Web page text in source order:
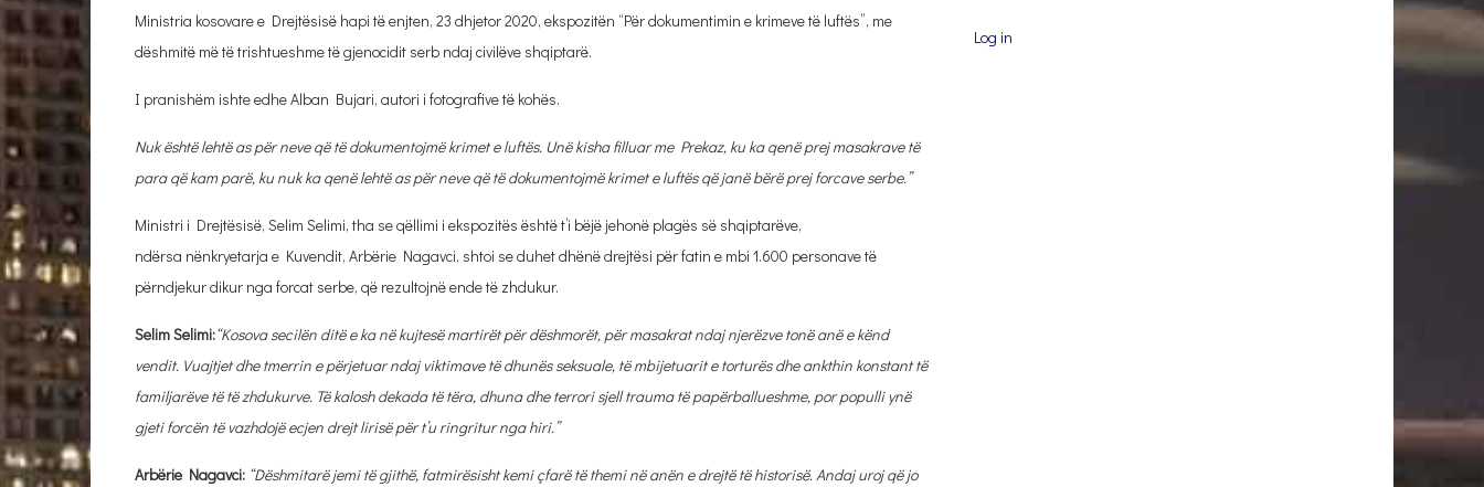
Ministria kosovare e Drejtësisë hapi të enjten, 23 dhjetor 2020, ekspozitën “Për dokumentimin e krimeve të luftës”, me
dëshmitë më të trishtueshme të gjenocidit serb ndaj civilëve shqiptarë.
I pranishëm ishte edhe Alban Bujari, autori i fotografive të kohës.
Nuk është lehtë as për neve që të dokumentojmë krimet e luftës. Unë kisha filluar me Prekaz, ku ka qenë prej masakrave të
para që kam parë, ku nuk ka qenë lehtë as për neve që të dokumentojmë krimet e luftës që janë bërë prej forcave serbe.”
Ministri i Drejtësisë, Selim Selimi, tha se qëllimi i ekspozitës është t’i bëjë jehonë plagës së shqiptarëve,
ndërsa nënkryetarja e Kuvendit, Arbërie Nagavci, shtoi se duhet dhënë drejtësi për fatin e mbi 1.600 personave të
përndjekur dikur nga forcat serbe, që rezultojnë ende të zhdukur.
Selim Selimi:“Kosova secilën ditë e ka në kujtesë martirët për dëshmorët, për masakrat ndaj njerëzve tonë anë e kënd
vendit. Vuajtjet dhe tmerrin e përjetuar ndaj viktimave të dhunës seksuale, të mbijetuarit e torturës dhe ankthin konstant të
familjarëve të të zhdukurve. Të kalosh dekada të tëra, dhuna dhe terrori sjell trauma të papërballueshme, por populli ynë
gjeti forcën të vazhdojë ecjen drejt lirisë për t’u ringritur nga hiri.”
Arbërie Nagavci: “Dëshmitarë jemi të gjithë, fatmirësisht kemi çfarë të themi në anën e drejtë të historisë. Andaj uroj që jo
Log in